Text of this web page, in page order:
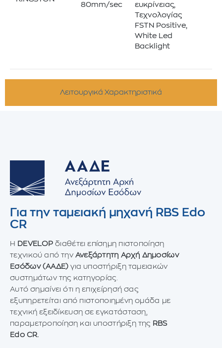
Λειτουργικά Χαρακτηριστικά
80mm/sec
ευκρίνειας,
Τεχνολογίας
FSTN Positive,
White Led
Backlight
Για την ταμειακή μηχανή RBS Edo
CR
Η DEVELOP διαθέτει επίσημη πιστοποίηση
τεχνικού από την Ανεξάρτητη Αρχή Δημοσίων
Εσόδων (ΑΑΔΕ) για υποστήριξη ταμειακών
συστημάτων της κατηγορίας.
Αυτό σημαίνει ότι η επιχείρησή σας
εξυπηρετείται από πιστοποιημένη ομάδα με
τεχνική εξειδίκευση σε εγκατάσταση,
παραμετροποίηση και υποστήριξη της RBS
Edo CR.